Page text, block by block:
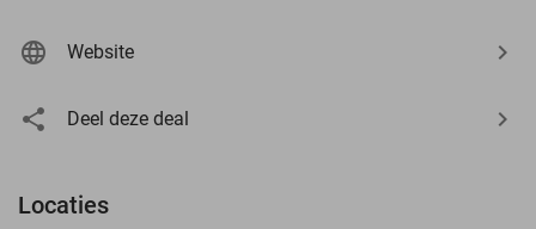
Website
Deel deze deal
Locaties